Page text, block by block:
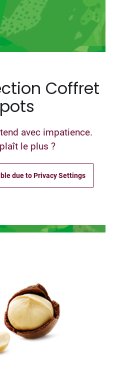
Coffret
avec impatience.
le plus ?
due to Privacy Settings